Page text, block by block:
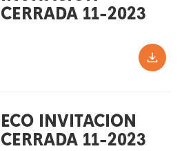
CERRADA 11-2023
ECO INVITACION
CERRADA 11-2023